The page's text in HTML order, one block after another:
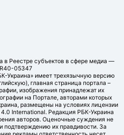
в Реестре субъектов в сфере медиа —
R40-05347
Украина» имеет трехязычную версию
главная страница портала –
изображения принадлежат их
на Портале, авторами которых
размещены на условиях лицензии
International. Редакция РБК-Украина
авторов. Оценочные суждения не
подтверждению их правдивости. За